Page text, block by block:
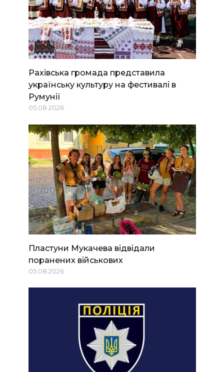
Рахівська громада представила
українську культуру на фестивалі в
Румунії
05.08.2026
Пластуни Мукачева відвідали
поранених військових
05.08.2026